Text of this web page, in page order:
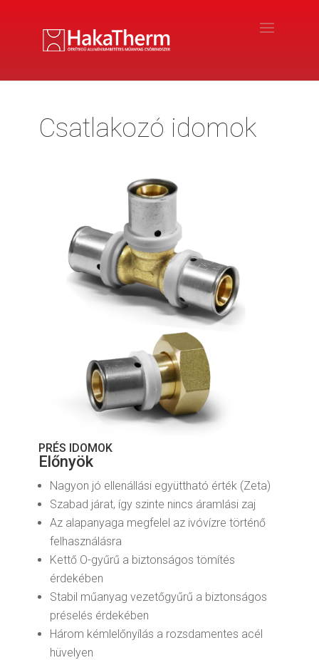
Csatlakozó idomok
PRÉS IDOMOK
Előnyök
Nagyon jó ellenállási együttható érték (Zeta)
Szabad járat, így szinte nincs áramlási zaj
Az alapanyaga megfelel az ivóvízre történő
felhasználásra
Kettő O-gyűrű a biztonságos tömítés
érdekében
Stabil műanyag vezetőgyűrű a biztonságos
préselés érdekében
Három kémlelőnyílás a rozsdamentes acél
hüvelyen